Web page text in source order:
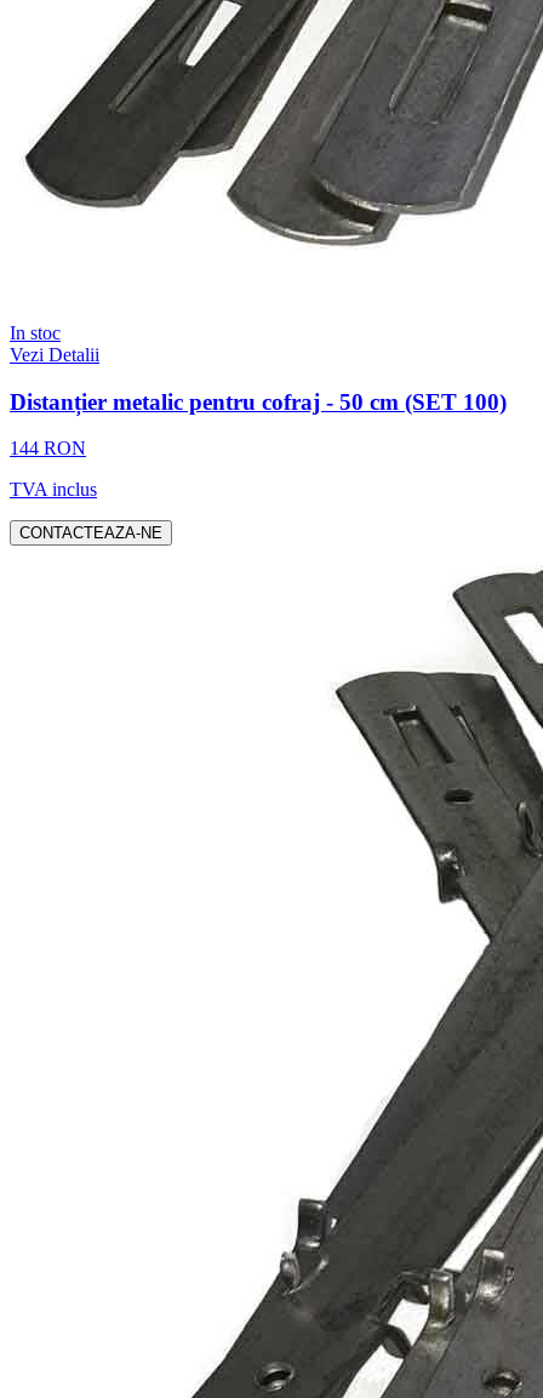
In stoc
Vezi Detalii
Distanțier metalic pentru cofraj - 50 cm (SET 100)
144 RON
TVA inclus
CONTACTEAZA-NE